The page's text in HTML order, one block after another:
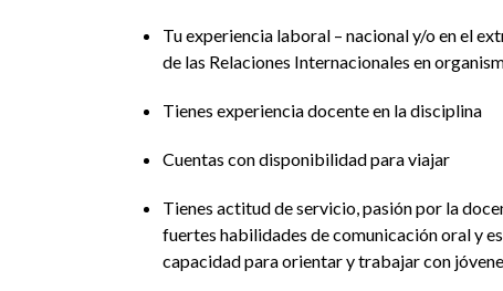
Tu experiencia laboral – nacional y/o en el
de las Relaciones Internacionales en
Tienes experiencia docente en la disciplina
Cuentas con disponibilidad para viajar
Tienes actitud de servicio, pasión por la
fuertes habilidades de comunicación oral y
capacidad para orientar y trabajar con